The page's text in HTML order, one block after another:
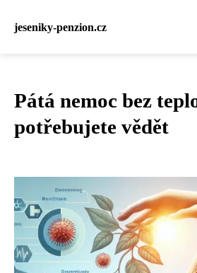
jeseniky-penzion.cz
Pátá nemoc bez
potřebujete vědět